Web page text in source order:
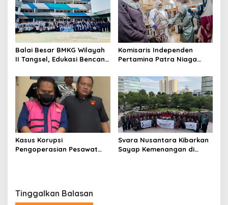
Balai Besar BMKG Wilayah
II Tangsel, Edukasi Bencana
kepada pelajar UPTD SMPN
23
Komisaris Independen
Pertamina Patra Niaga
Mitra Binaan dengan
Sentuhan Kemanusiaan dan
Keberlanjutan
Kasus Korupsi
Pengoperasian Pesawat
Svara Nusantara Kibarkan
Sayap Kemenangan di
Tinggalkan Balasan